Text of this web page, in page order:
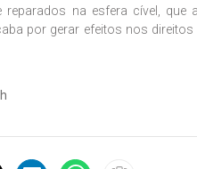
reparados na esfera cível,
por gerar efeitos nos